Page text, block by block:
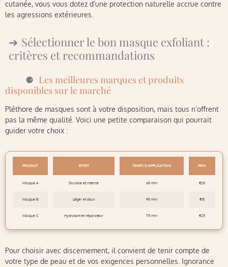
cutanée, vous vous dotez d’une protection naturelle accrue contre
les agressions extérieures.
Sélectionner le bon masque exfoliant :
critères et recommandations
Les meilleures marques et produits
disponibles sur le marché
Pléthore de masques sont à votre disposition, mais tous n’offrent
pas la même qualité. Voici une petite comparaison qui pourrait
guider votre choix :
PRODUIT EFFET TEMPS D’APPLICATION PRIX
Masque A Durable et intense 60 min €20
Masque B Léger et doux 90 min €15
Masque C Hydratant et réparateur 75 min €25
Pour choisir avec discernement, il convient de tenir compte de
votre type de peau et de vos exigences personnelles. Ignorance